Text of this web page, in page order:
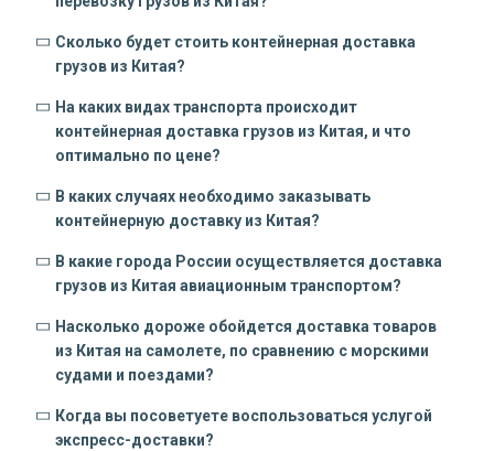
Сколько будет стоить контейнерная доставка
грузов из Китая?
На каких видах транспорта происходит
контейнерная доставка грузов из Китая, и что
оптимально по цене?
В каких случаях необходимо заказывать
контейнерную доставку из Китая?
В какие города России осуществляется доставка
грузов из Китая авиационным транспортом?
Насколько дороже обойдется доставка товаров
из Китая на самолете, по сравнению с морскими
судами и поездами?
Когда вы посоветуете воспользоваться услугой
экспресс-доставки?